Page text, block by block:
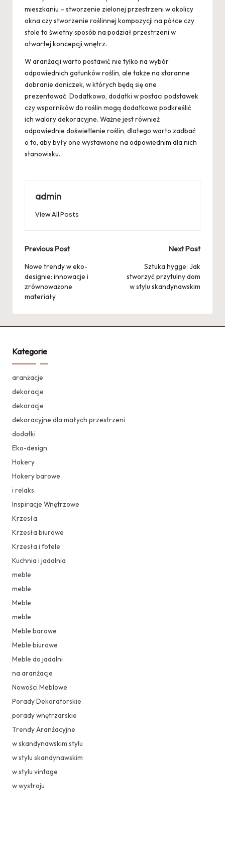
mieszkaniu – stworzenie zielonej przestrzeni w okolicy
okna czy stworzenie roślinnej kompozycji na półce czy
stole to świetny sposób na podział przestrzeni w
otwartej koncepcji wnętrz.
W aranżacji warto postawić nie tylko na wybór
odpowiednich gatunków roślin, ale także na staranne
dobranie doniczek, w których będą się one
prezentować. Dodatkowo, dodatki w postaci podstawek
czy wsporników do roślin mogą dodatkowo podkreślić
ich walory dekoracyjne. Ważne jest również
odpowiednie doświetlenie roślin, dlatego warto zadbać
o to, aby były one wystawione na odpowiednim dla nich
stanowisku.
admin
View All Posts
Post
navigation
Previous Post
Nowe trendy w eko-
designie: innowacje i
zrównoważone
materiały
Next Post
Sztuka hygge: Jak
stworzyć przytulny dom
w stylu skandynawskim
Kategorie
aranżacje
dekoracje
dekoracje
dekoracyjne dla małych przestrzeni
dodatki
Eko-design
Hokery
Hokery barowe
i relaks
Inspiracje Wnętrzowe
Krzesła
Krzesła biurowe
Krzesła i fotele
Kuchnia i jadalnia
meble
meble
Meble
meble
Meble barowe
Meble biurowe
Meble do jadalni
na aranżacje
Nowości Meblowe
Porady Dekoratorskie
porady wnętrzarskie
Trendy Aranżacyjne
w skandynawskim stylu
w stylu skandynawskim
w stylu vintage
w wystroju